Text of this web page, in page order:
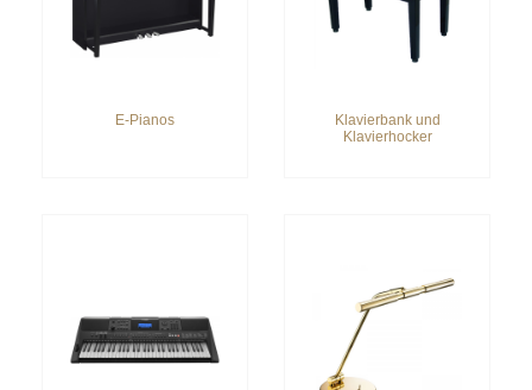
E-Pianos
Klavierbank und
Klavierhocker